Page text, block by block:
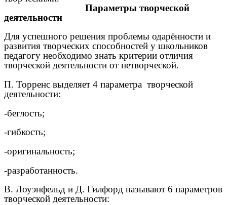
Параметры творческой
деятельности
Для успешного решения проблемы одарённости и
развития творческих способностей у школьников
педагогу необходимо знать критерии отличия
творческой деятельности от нетворческой.
П. Торренс выделяет 4 параметра творческой
деятельности:
-беглость;
-гибкость;
-оригинальность;
-разработанность.
В. Лоуэнфельд и Д. Гилфорд называют 6 параметров
творческой деятельности: